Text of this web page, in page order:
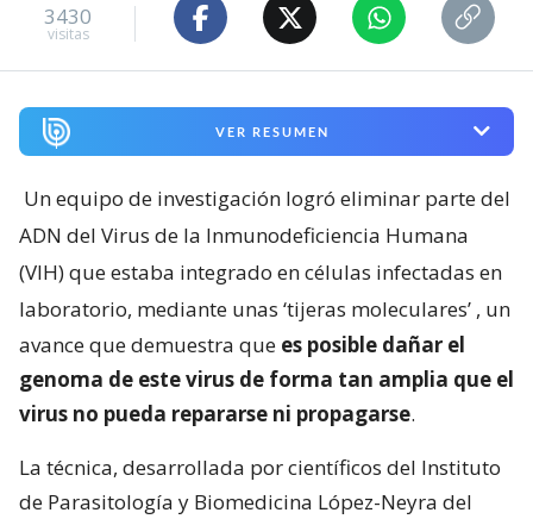
3430
visitas
VER RESUMEN
Un equipo de investigación logró eliminar parte del
ADN del Virus de la Inmunodeficiencia Humana
(VIH) que estaba integrado en células infectadas en
laboratorio, mediante unas ‘tijeras moleculares’ , un
avance que demuestra que es posible dañar el
genoma de este virus de forma tan amplia que el
virus no pueda repararse ni propagarse.
La técnica, desarrollada por científicos del Instituto
de Parasitología y Biomedicina López-Neyra del